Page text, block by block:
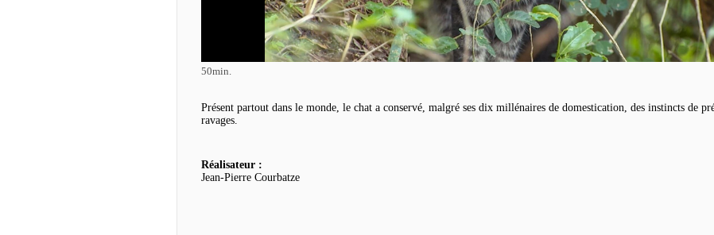
50min.
Présent partout dans le monde, le chat a conservé, malgré ses dix millénaires de domestication, des instincts de
ravages.
Réalisateur :
Jean-Pierre Courbatze